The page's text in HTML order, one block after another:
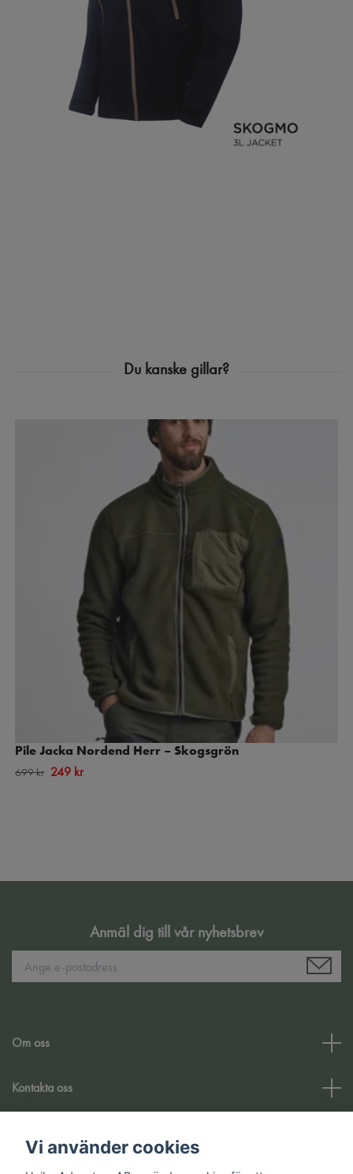
Pile Jacka Nordend Herr – Skogsgrön
699 kr 249 kr
Anmäl dig till vår nyhetsbrev
Om oss
Kontakta oss
Vi använder cookies